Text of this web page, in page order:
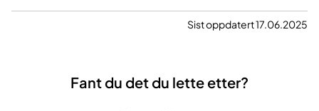
Sist oppdatert 17.06.2025
Fant du det du lette etter?